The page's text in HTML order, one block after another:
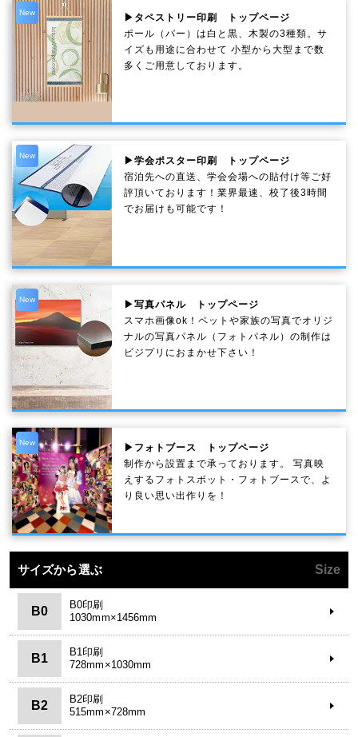
New
▶タペストリー印刷 トップページ
ポール（バー）は白と黒、木製の3種類。サ
イズも用途に合わせて 小型から大型まで数
多くご用意しております。
New
▶学会ポスター印刷 トップページ
宿泊先への直送、学会会場への貼付け等ご好
評頂いております！業界最速、校了後3時間
でお届けも可能です！
New
▶写真パネル トップページ
スマホ画像ok！ペットや家族の写真でオリジ
ナルの写真パネル（フォトパネル）の制作は
ビジプリにおまかせ下さい！
New
▶フォトブース トップページ
制作から設置まで承っております。 写真映
えするフォトスポット・フォトブースで、よ
り良い思い出作りを！
サイズから選ぶ Size
B0
B0印刷
1030mm×1456mm
B1
B1印刷
728mm×1030mm
B2
B2印刷
515mm×728mm